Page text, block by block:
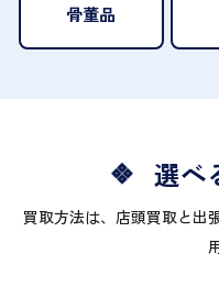
骨董品
選べ
買取方法は、店頭買取と出